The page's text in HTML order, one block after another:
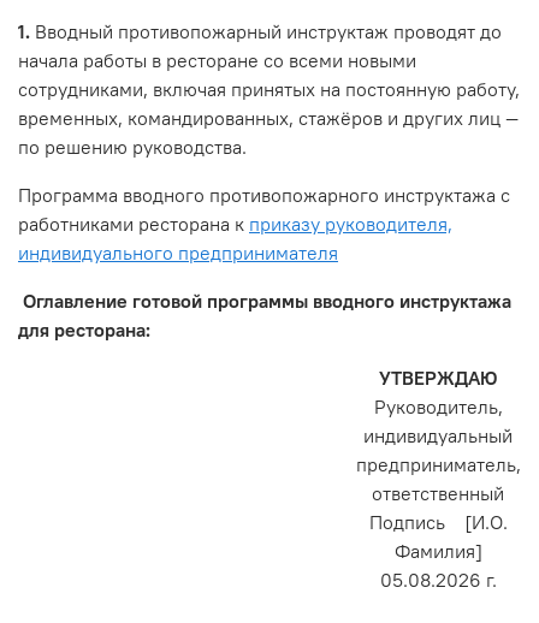
1. Вводный противопожарный инструктаж проводят до
начала работы в ресторане со всеми новыми
сотрудниками, включая принятых на постоянную работу,
временных, командированных, стажёров и других лиц —
по решению руководства.
Программа вводного противопожарного инструктажа с
работниками ресторана к приказу руководителя,
индивидуального предпринимателя
Оглавление готовой программы вводного инструктажа
для ресторана:
УТВЕРЖДАЮ
Руководитель,
индивидуальный
предприниматель,
ответственный
Подпись [И.О.
Фамилия]
05.08.2026 г.